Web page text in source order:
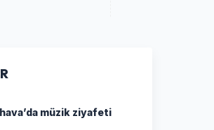
müzik ziyafeti